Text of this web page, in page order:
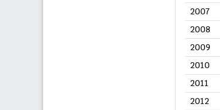
2007
2008
2009
2010
2011
2012